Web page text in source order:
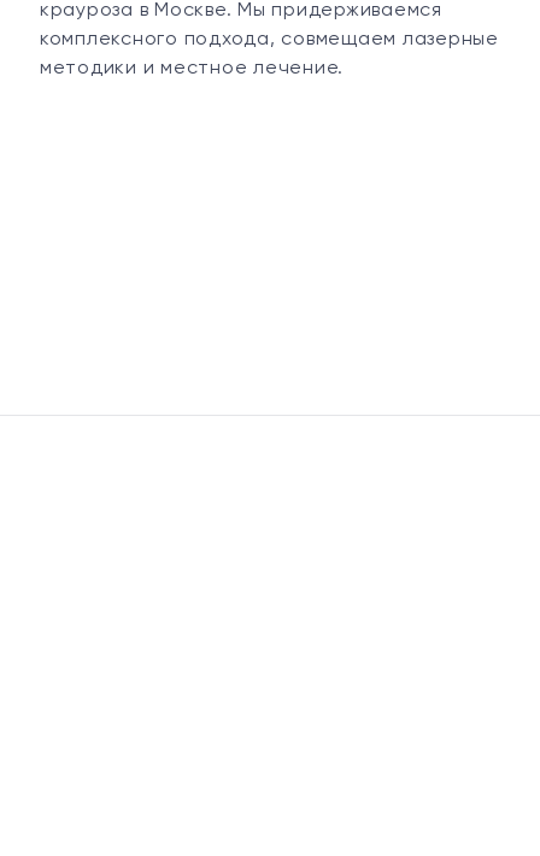
крауроза в Москве. Мы придерживаемся
комплексного подхода, совмещаем лазерные
методики и местное лечение.